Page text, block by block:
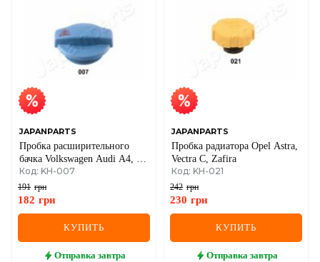
JAPANPARTS
Пробка расширительного
бачка Volkswagen Audi A4, A6
2001–
Код: KH-007
191 грн
182 грн
КУПИТЬ
Отправка завтра
JAPANPARTS
Пробка радиатора Opel Astra,
Vectra C, Zafira
Код: KH-021
242 грн
230 грн
КУПИТЬ
Отправка завтра